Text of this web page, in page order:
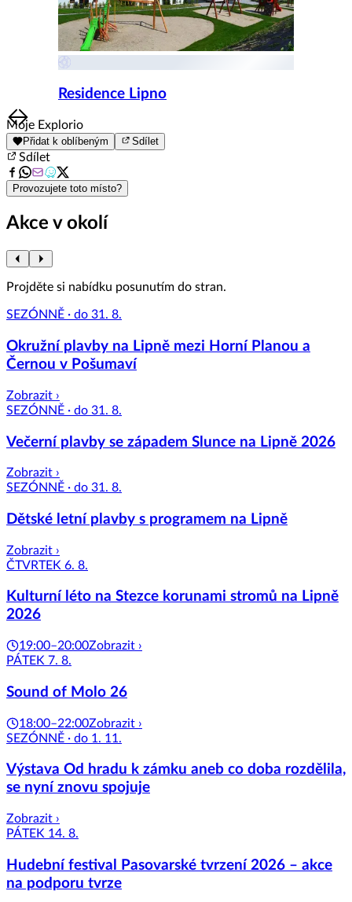
Residence Lipno
Item
1
of
8
Moje Explorio
Přidat k oblíbeným Sdílet
Sdílet
Provozujete toto místo?
Akce v okolí
Projděte si nabídku posunutím do stran.
SEZÓNNĚ · do 31. 8.
Okružní plavby na Lipně mezi Horní Planou a
Černou v Pošumaví
Zobrazit ›
SEZÓNNĚ · do 31. 8.
Večerní plavby se západem Slunce na Lipně 2026
Zobrazit ›
SEZÓNNĚ · do 31. 8.
Dětské letní plavby s programem na Lipně
Zobrazit ›
ČTVRTEK 6. 8.
Kulturní léto na Stezce korunami stromů na Lipně
2026
19:00–20:00Zobrazit ›
PÁTEK 7. 8.
Sound of Molo 26
18:00–22:00Zobrazit ›
SEZÓNNĚ · do 1. 11.
Výstava Od hradu k zámku aneb co doba rozdělila,
se nyní znovu spojuje
Zobrazit ›
PÁTEK 14. 8.
Hudební festival Pasovarské tvrzení 2026 – akce
na podporu tvrze